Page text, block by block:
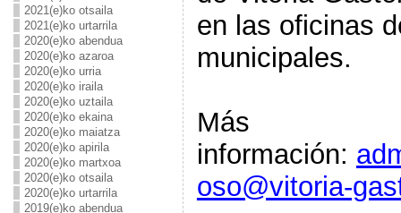
2021(e)ko otsaila
2021(e)ko urtarrila
2020(e)ko abendua
2020(e)ko azaroa
2020(e)ko urria
2020(e)ko iraila
2020(e)ko uztaila
2020(e)ko ekaina
2020(e)ko maiatza
2020(e)ko apirila
2020(e)ko martxoa
2020(e)ko otsaila
2020(e)ko urtarrila
2019(e)ko abendua
en las oficinas
municipales.
Más
información:
oso@vitoria-